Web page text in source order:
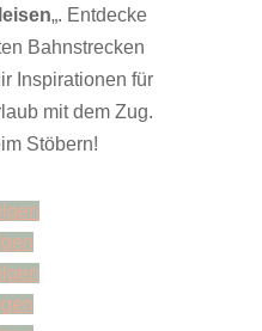
„. Entdecke
Bahnstrecken
Inspirationen für
mit dem Zug.
Stöbern!